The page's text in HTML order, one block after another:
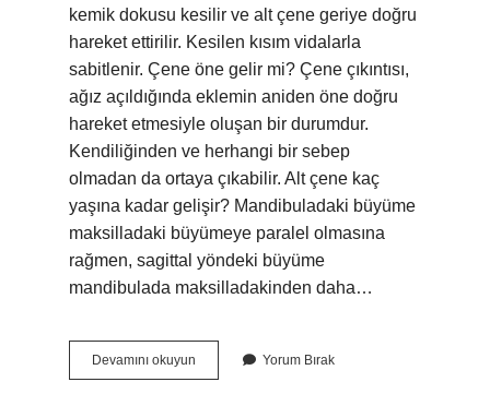
kemik dokusu kesilir ve alt çene geriye doğru
hareket ettirilir. Kesilen kısım vidalarla
sabitlenir. Çene öne gelir mi? Çene çıkıntısı,
ağız açıldığında eklemin aniden öne doğru
hareket etmesiyle oluşan bir durumdur.
Kendiliğinden ve herhangi bir sebep
olmadan da ortaya çıkabilir. Alt çene kaç
yaşına kadar gelişir? Mandibuladaki büyüme
maksilladaki büyümeye paralel olmasına
rağmen, sagittal yöndeki büyüme
mandibulada maksilladakinden daha…
Devamını okuyun
Çene
Yorum Bırak